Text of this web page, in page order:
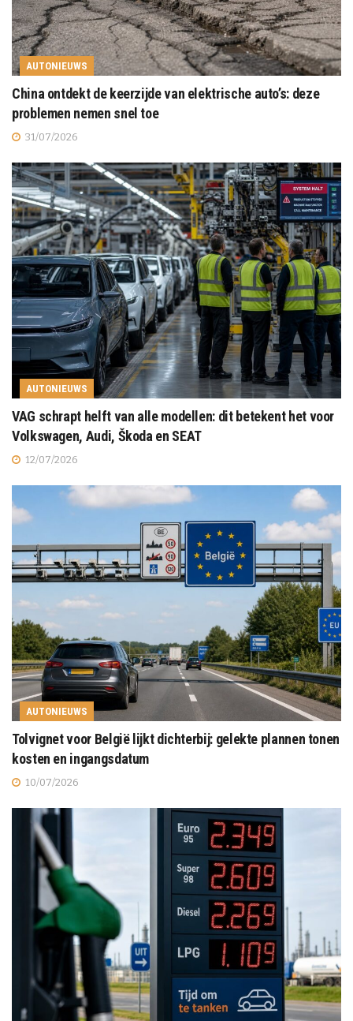
AUTONIEUWS
China ontdekt de keerzijde van elektrische auto’s: deze
problemen nemen snel toe
31/07/2026
AUTONIEUWS
VAG schrapt helft van alle modellen: dit betekent het voor
Volkswagen, Audi, Škoda en SEAT
12/07/2026
AUTONIEUWS
Tolvignet voor België lijkt dichterbij: gelekte plannen tonen
kosten en ingangsdatum
10/07/2026